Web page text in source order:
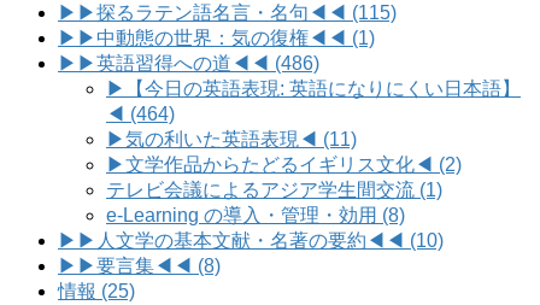
▶▶探るラテン語名言・名句◀◀ (115)
▶▶中動態の世界：気の復権◀◀ (1)
▶▶英語習得への道◀◀ (486)
▶【今日の英語表現: 英語になりにくい日本語】
◀ (464)
▶気の利いた英語表現◀ (11)
▶文学作品からたどるイギリス文化◀ (2)
テレビ会議によるアジア学生間交流 (1)
e-Learning の導入・管理・効用 (8)
▶▶人文学の基本文献・名著の要約◀◀ (10)
▶▶要言集◀◀ (8)
情報 (25)